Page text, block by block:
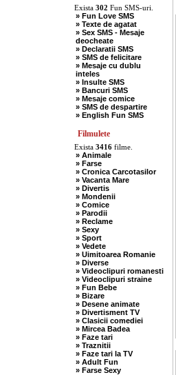
» Umor Negru
» Vanatori
Exista 302 Fun SMS-uri.
» Fun Love SMS
» Texte de agatat
» Sex SMS - Mesaje
deocheate
» Declaratii SMS
» SMS de felicitare
» Mesaje cu dublu
inteles
» Insulte SMS
» Bancuri SMS
» Mesaje comice
» SMS de despartire
» English Fun SMS
Filmulete
Exista 3416filme.
» Animale
» Farse
» Cronica Carcotasilor
» Vacanta Mare
» Divertis
» Mondenii
» Comice
» Parodii
» Reclame
» Sexy
» Sport
» Vedete
» Uimitoarea Romanie
» Diverse
» Videoclipuri romanesti
» Videoclipuri straine
» Fun Bebe
» Bizare
» Desene animate
» Divertisment TV
» Clasicii comediei
» Mircea Badea
» Faze tari
» Traznitii
» Faze tari la TV
» Adult Fun
» Farse Sexy